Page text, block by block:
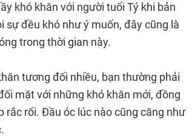
khó khăn với người tuổi Tý khi bản
sự đều khó như ý muốn, đây cũng là
trong thời gian này.
tương đối nhiều, bạn thường phải
mặt với những khó khăn mới, đồng
rối. Đầu óc lúc nào cũng căng như